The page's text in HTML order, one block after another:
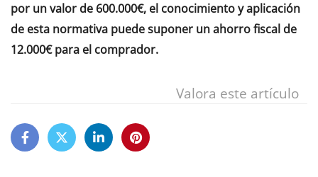
por un valor de 600.000€, el conocimiento y aplicación
de esta normativa puede suponer un ahorro fiscal de
12.000€ para el comprador.
Valora este artículo